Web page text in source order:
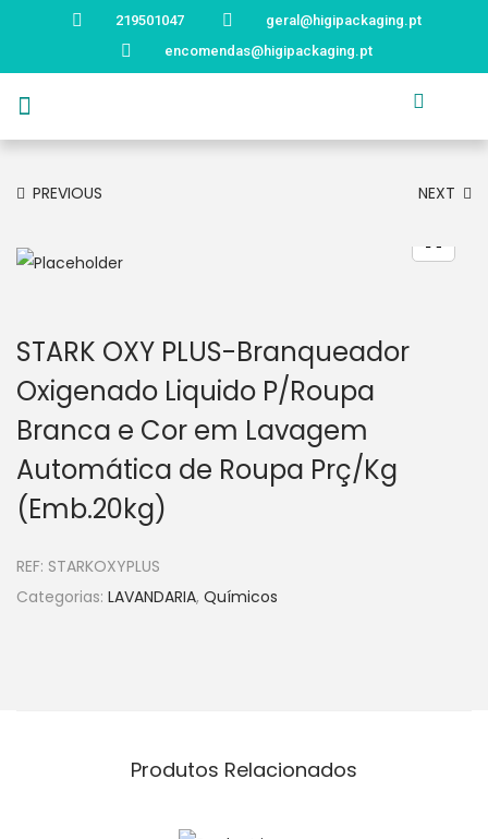
219501047
geral@higipackaging.pt
encomendas@higipackaging.pt
PREVIOUS NEXT
STARK OXY PLUS-Branqueador
Oxigenado Liquido P/Roupa
Branca e Cor em Lavagem
Automática de Roupa Prç/Kg
(Emb.20kg)
REF: STARKOXYPLUS
Categorias: LAVANDARIA, Químicos
Produtos Relacionados